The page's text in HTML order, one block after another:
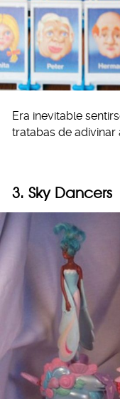
Era inevitable
tratabas de
3. Sky Dancers